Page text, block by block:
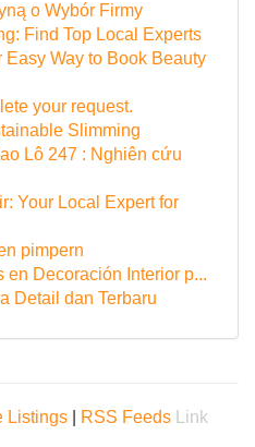
o Wybór Firmy
Find Top Local Experts
Easy Way to Book Beauty
your request.
Slimming
Lô 247 : Nghiên cứu
Your Local Expert for
pimpern
en Decoración Interior p...
Detail dan Terbaru
Listings RSS Feeds
Link